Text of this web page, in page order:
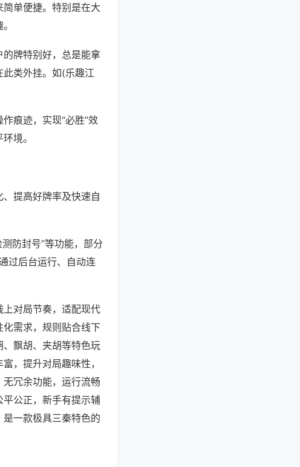
单便捷。特别是在大
牌特别好，总是能拿
类外挂。如(乐趣江
痕迹，实现“必胜”效
境。
提高好牌率及快速自
防封号”等功能，部分
过后台运行、自动连
对局节奏，适配现代
需求，规则贴合线下
飘胡、夹胡等特色玩
，提升对局趣味性，
冗余功能，运行流畅
公正，新手有提示辅
一款极具三秦特色的